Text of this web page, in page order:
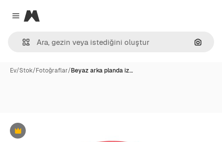
Close menu
Magnific
Ev/Stok/Fotoğraflar/Beyaz arka planda iz…
Premium